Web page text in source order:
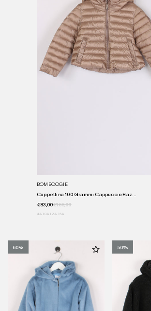
BOMBOOGIE
Cappettina 100 Grammi Cappuccio Haz...
€83,00€166,00
4A 10A 12A 16A
60% 50%